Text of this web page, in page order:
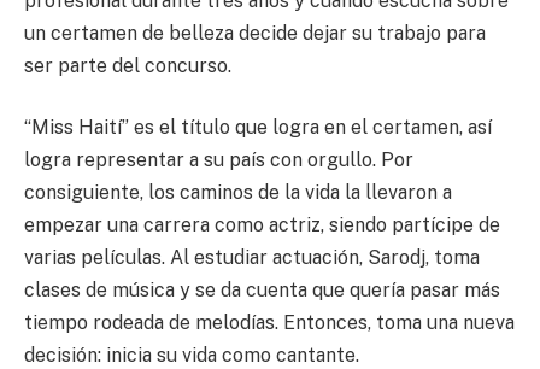
un certamen de belleza decide dejar su trabajo para
ser parte del concurso.
“Miss Haití” es el título que logra en el certamen, así
logra representar a su país con orgullo. Por
consiguiente, los caminos de la vida la llevaron a
empezar una carrera como actriz, siendo partícipe de
varias películas. Al estudiar actuación, Sarodj, toma
clases de música y se da cuenta que quería pasar más
tiempo rodeada de melodías. Entonces, toma una nueva
decisión: inicia su vida como cantante.